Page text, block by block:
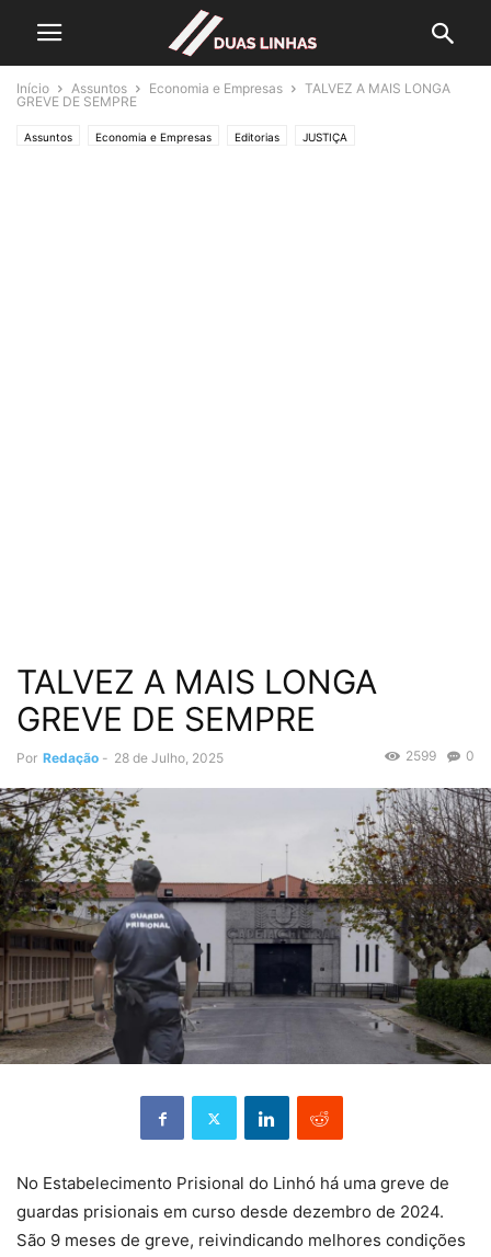
Início Assuntos Economia e Empresas
TALVEZ A MAIS LONGA
GREVE DE SEMPRE
Assuntos Economia e Empresas Editorias JUSTIÇA
TALVEZ A MAIS LONGA
GREVE DE SEMPRE
Por Redação - 28 de Julho, 2025 0
2599
No Estabelecimento Prisional do Linhó há uma greve de
guardas prisionais em curso desde dezembro de 2024.
São 9 meses de greve, reivindicando melhores condições